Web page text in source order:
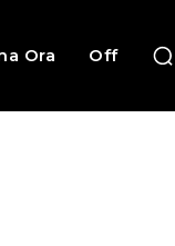
Ora Off